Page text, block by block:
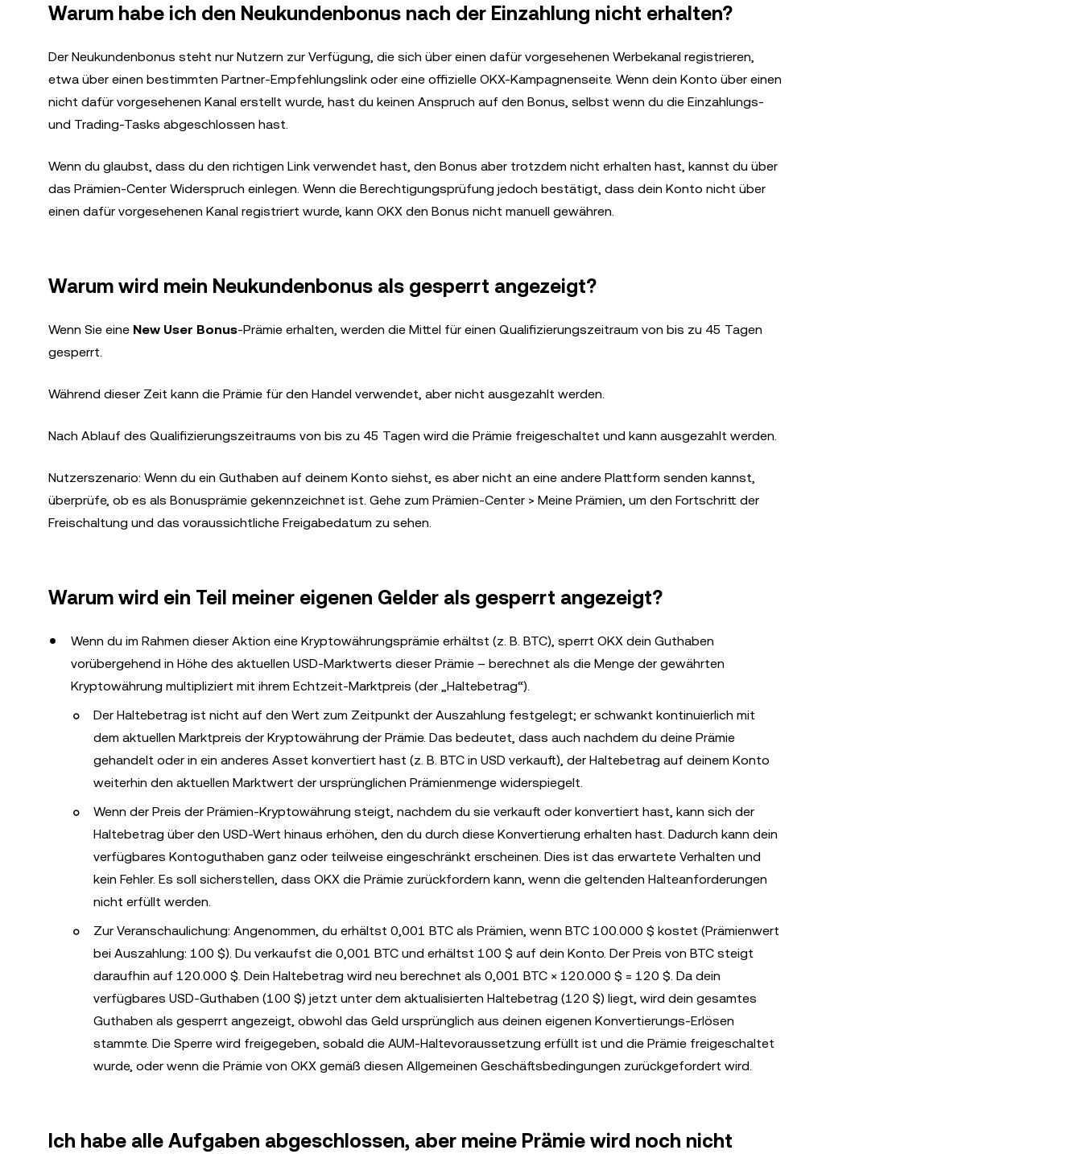
Warum habe ich den Neukundenbonus nach der Einzahlung nicht erhalten?
Der Neukundenbonus steht nur Nutzern zur Verfügung, die sich über einen dafür vorgesehenen Werbekanal registrieren,
etwa über einen bestimmten Partner-Empfehlungslink oder eine offizielle OKX-Kampagnenseite. Wenn dein Konto über einen
nicht dafür vorgesehenen Kanal erstellt wurde, hast du keinen Anspruch auf den Bonus, selbst wenn du die Einzahlungs-
und Trading-Tasks abgeschlossen hast.
Wenn du glaubst, dass du den richtigen Link verwendet hast, den Bonus aber trotzdem nicht erhalten hast, kannst du über
das Prämien-Center Widerspruch einlegen. Wenn die Berechtigungsprüfung jedoch bestätigt, dass dein Konto nicht über
einen dafür vorgesehenen Kanal registriert wurde, kann OKX den Bonus nicht manuell gewähren.
Warum wird mein Neukundenbonus als gesperrt angezeigt?
Wenn Sie eine New User Bonus-Prämie erhalten, werden die Mittel für einen Qualifizierungszeitraum von bis zu 45 Tagen
gesperrt.
Während dieser Zeit kann die Prämie für den Handel verwendet, aber nicht ausgezahlt werden.
Nach Ablauf des Qualifizierungszeitraums von bis zu 45 Tagen wird die Prämie freigeschaltet und kann ausgezahlt werden.
Nutzerszenario: Wenn du ein Guthaben auf deinem Konto siehst, es aber nicht an eine andere Plattform senden kannst,
überprüfe, ob es als Bonusprämie gekennzeichnet ist. Gehe zum Prämien-Center > Meine Prämien, um den Fortschritt der
Freischaltung und das voraussichtliche Freigabedatum zu sehen.
Warum wird ein Teil meiner eigenen Gelder als gesperrt angezeigt?
Wenn du im Rahmen dieser Aktion eine Kryptowährungsprämie erhältst (z. B. BTC), sperrt OKX dein Guthaben
vorübergehend in Höhe des aktuellen USD-Marktwerts dieser Prämie – berechnet als die Menge der gewährten
Kryptowährung multipliziert mit ihrem Echtzeit-Marktpreis (der „Haltebetrag“).
Der Haltebetrag ist nicht auf den Wert zum Zeitpunkt der Auszahlung festgelegt; er schwankt kontinuierlich mit
dem aktuellen Marktpreis der Kryptowährung der Prämie. Das bedeutet, dass auch nachdem du deine Prämie
gehandelt oder in ein anderes Asset konvertiert hast (z. B. BTC in USD verkauft), der Haltebetrag auf deinem Konto
weiterhin den aktuellen Marktwert der ursprünglichen Prämienmenge widerspiegelt.
Wenn der Preis der Prämien-Kryptowährung steigt, nachdem du sie verkauft oder konvertiert hast, kann sich der
Haltebetrag über den USD-Wert hinaus erhöhen, den du durch diese Konvertierung erhalten hast. Dadurch kann dein
verfügbares Kontoguthaben ganz oder teilweise eingeschränkt erscheinen. Dies ist das erwartete Verhalten und
kein Fehler. Es soll sicherstellen, dass OKX die Prämie zurückfordern kann, wenn die geltenden Halteanforderungen
nicht erfüllt werden.
Zur Veranschaulichung: Angenommen, du erhältst 0,001 BTC als Prämien, wenn BTC 100.000 $ kostet (Prämienwert
bei Auszahlung: 100 $). Du verkaufst die 0,001 BTC und erhältst 100 $ auf dein Konto. Der Preis von BTC steigt
daraufhin auf 120.000 $. Dein Haltebetrag wird neu berechnet als 0,001 BTC × 120.000 $ = 120 $. Da dein
verfügbares USD-Guthaben (100 $) jetzt unter dem aktualisierten Haltebetrag (120 $) liegt, wird dein gesamtes
Guthaben als gesperrt angezeigt, obwohl das Geld ursprünglich aus deinen eigenen Konvertierungs-Erlösen
stammte. Die Sperre wird freigegeben, sobald die AUM-Haltevoraussetzung erfüllt ist und die Prämie freigeschaltet
wurde, oder wenn die Prämie von OKX gemäß diesen Allgemeinen Geschäftsbedingungen zurückgefordert wird.
Ich habe alle Aufgaben abgeschlossen, aber meine Prämie wird noch nicht